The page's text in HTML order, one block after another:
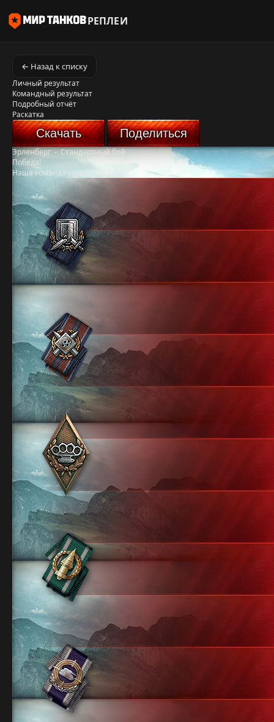
РЕПЛЕИ
← Назад к списку
Личный результат
Командный результат
Подробный отчёт
Раскатка
Скачать Поделиться
Эрленберг-Стандартный бой
Победа!
Наша команда захватила базу